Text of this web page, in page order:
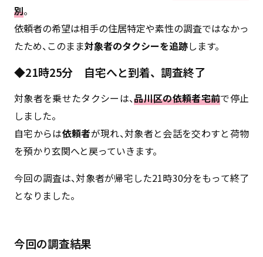
別。
依頼者の希望は相手の住居特定や素性の調査ではなかっ
たため、このまま対象者のタクシーを追跡します。
◆21時25分 自宅へと到着、調査終了
対象者を乗せたタクシーは、品川区の依頼者宅前で停止
しました。
自宅からは依頼者が現れ、対象者と会話を交わすと荷物
を預かり玄関へと戻っていきます。
今回の調査は、対象者が帰宅した21時30分をもって終了
となりました。
今回の調査結果